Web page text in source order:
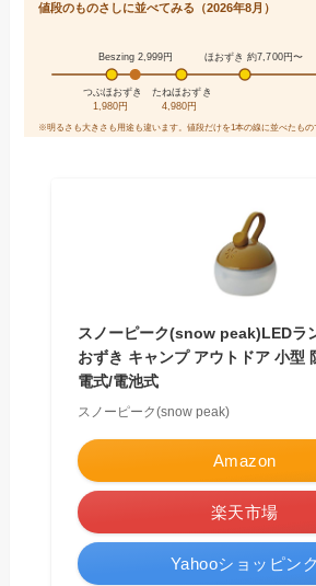
値段のものさしに並べてみる（2026年8月）
※明るさも大きさも用途も違います。値段だけを1本の線に並べたもの
つぶほおずき
1,980円
Beszing 2,999円
たねほおずき
4,980円
ほおずき 約7,700円〜
スノーピーク(snow peak)LEDラ
おずき キャンプ アウトドア 小型
電式/電池式
スノーピーク(snow peak)
Amazon
楽天市場
Yahooショッピン